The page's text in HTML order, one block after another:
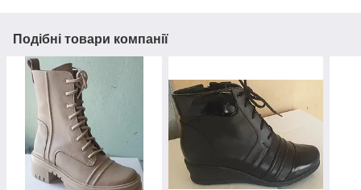
Подібні товари компанії